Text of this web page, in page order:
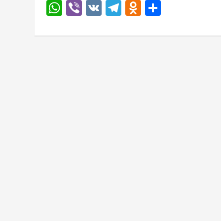
WhatsApp
Viber
VK Telegram